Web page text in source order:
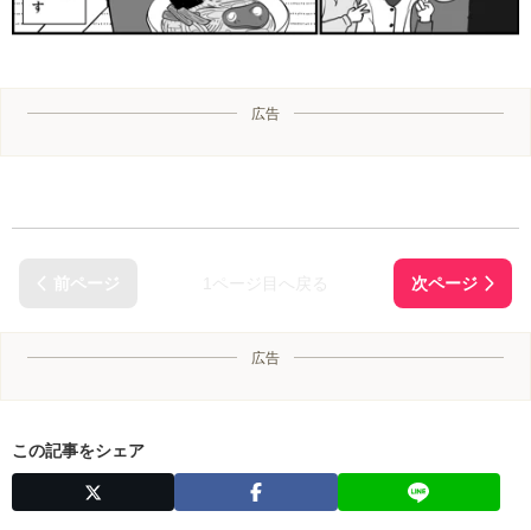
広告
広告
この記事をシェア